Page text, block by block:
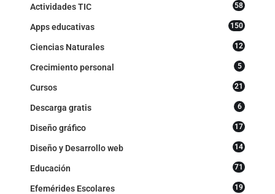
Actividades TIC 58
Apps educativas 150
Ciencias Naturales 12
Crecimiento personal 5
Cursos 21
Descarga gratis 6
Diseño gráfico 17
Diseño y Desarrollo web 14
Educación 71
Efemérides Escolares 19